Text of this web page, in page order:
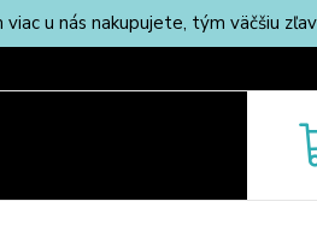
u nás nakupujete, tým väčšiu